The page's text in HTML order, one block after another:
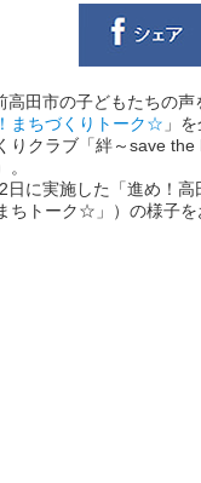
高田市の子どもたちの声
まちづくりトーク☆ 」
りクラブ「絆～save the
に実施した「進め！高
ちトーク☆」）の様子を